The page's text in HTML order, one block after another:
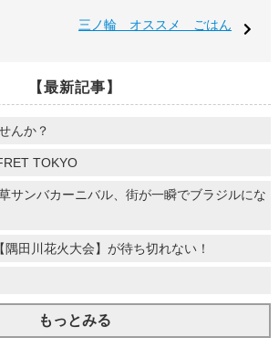
三ノ輪 オススメ ごはん
【最新記事】
んか？
TOKYO
サンバカーニバル、街が一瞬でブラジルにな
田川花火大会】が待ち切れない！
もっとみる